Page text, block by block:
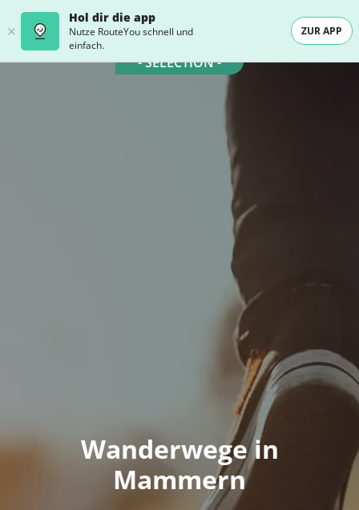
Hol dir die app
Nutze RouteYou schnell und
einfach.
ZUR APP
- SELECTION -
Wanderwege in
Mammern